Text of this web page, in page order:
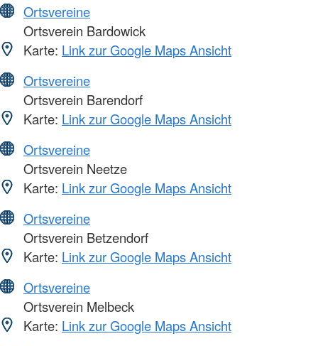
Ortsvereine
Ortsverein Bardowick
Karte: Link zur Google Maps Ansicht
Ortsvereine
Ortsverein Barendorf
Karte: Link zur Google Maps Ansicht
Ortsvereine
Ortsverein Neetze
Karte: Link zur Google Maps Ansicht
Ortsvereine
Ortsverein Betzendorf
Karte: Link zur Google Maps Ansicht
Ortsvereine
Ortsverein Melbeck
Karte: Link zur Google Maps Ansicht